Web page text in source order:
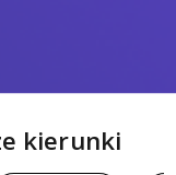
kierunki